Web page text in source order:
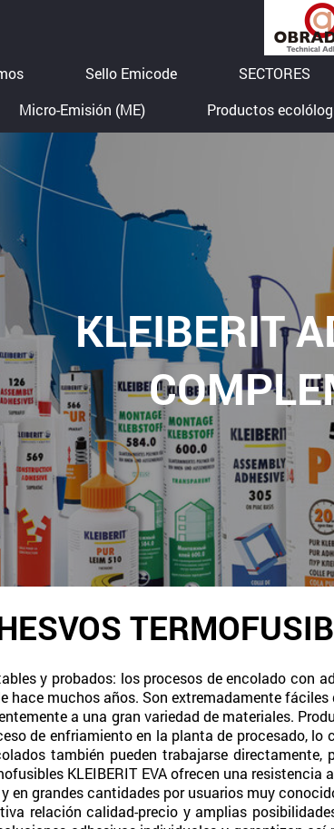
Sello Emicode SECTORES
Micro-Emisión (ME) Productos
KLEIBERIT
y probados: los procesos de encolado con
hace muchos años. Son extremadamente
a una gran variedad de materiales.
de enfriamiento en la planta de procesado,
también pueden trabajarse
KLEIBERIT EVA ofrecen una
en grandes cantidades por usuarios muy
relación calidad-precio y amplias